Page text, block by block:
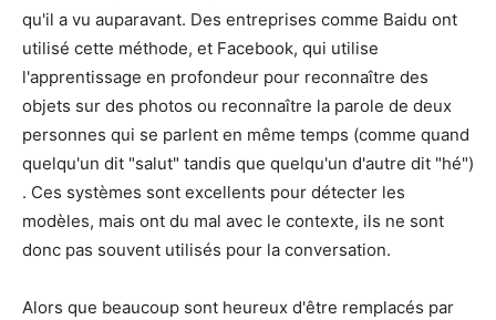
qu'il a vu auparavant. Des entreprises comme Baidu ont
utilisé cette méthode, et Facebook, qui utilise
l'apprentissage en profondeur pour reconnaître des
objets sur des photos ou reconnaître la parole de deux
personnes qui se parlent en même temps (comme quand
quelqu'un dit "salut" tandis que quelqu'un d'autre dit "hé")
. Ces systèmes sont excellents pour détecter les
modèles, mais ont du mal avec le contexte, ils ne sont
donc pas souvent utilisés pour la conversation.
Alors que beaucoup sont heureux d'être remplacés par